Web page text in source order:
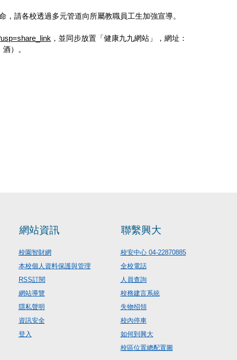
請各校透過多元管道向所屬教職員工生加強宣導。
，並同步放置「健康九九網站」，網址：
）。
網站資訊
校園智財網
本校個人資料保護與管理
RSS訂閱
網站導覽
隱私聲明
資訊安全
登入
聯繫興大
校安中心 04-22870885
全校電話
人員查詢
校務建言系統
失物招領
校內停車
如何到興大
校區位置總配置圖